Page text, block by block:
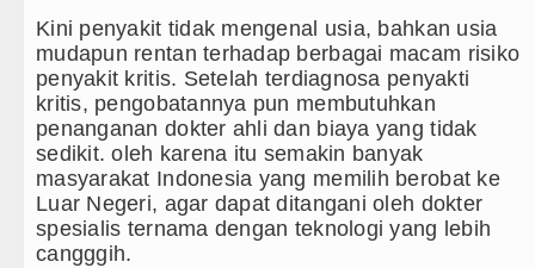
Kini penyakit tidak mengenal usia, bahkan usia
mudapun rentan terhadap berbagai macam risiko
penyakit kritis. Setelah terdiagnosa penyakti
kritis, pengobatannya pun membutuhkan
penanganan dokter ahli dan biaya yang tidak
sedikit. oleh karena itu semakin banyak
masyarakat Indonesia yang memilih berobat ke
Luar Negeri, agar dapat ditangani oleh dokter
spesialis ternama dengan teknologi yang lebih
cangggih.